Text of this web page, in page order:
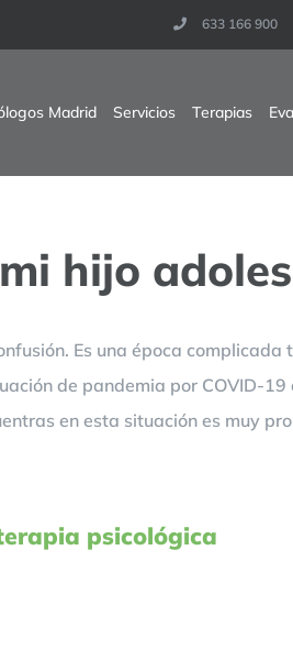
633 166 900
Madrid Servicios Terapias
hijo
Es una época
de pandemia por COVID-
en esta situación es muy
psicológica